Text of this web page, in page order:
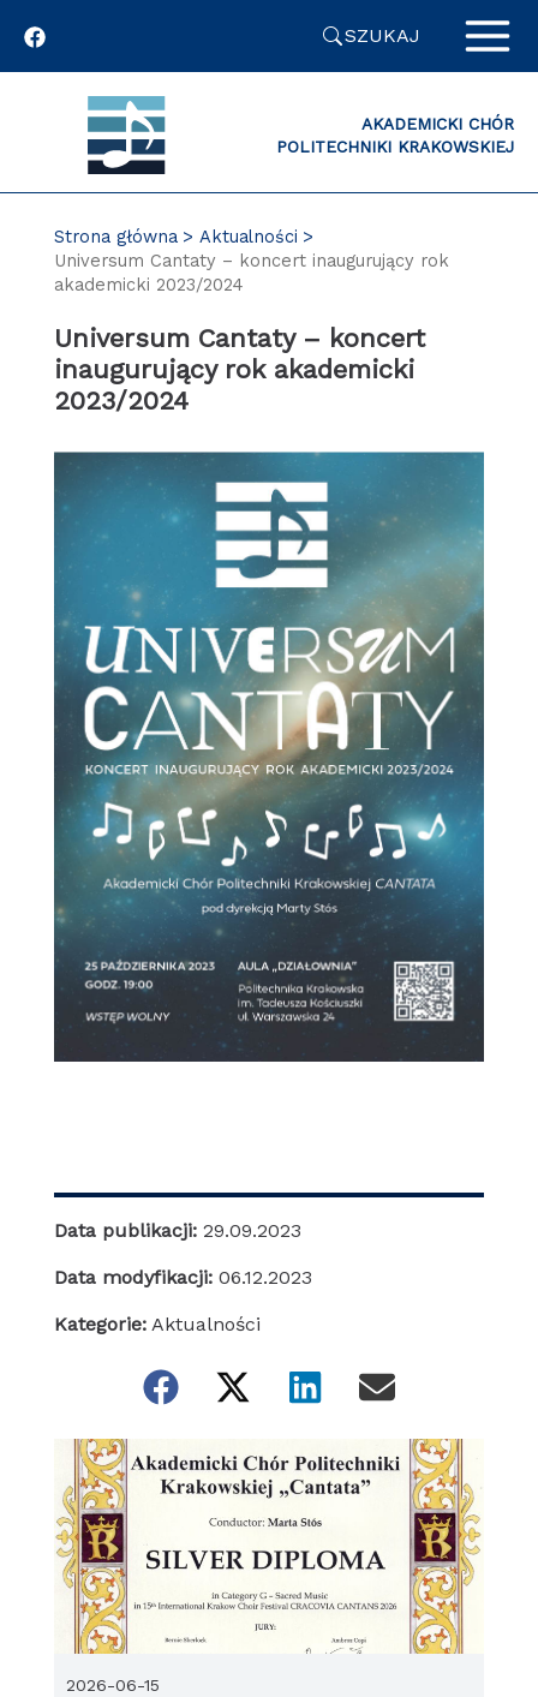
SZUKAJ
AKADEMICKI CHÓR
POLITECHNIKI KRAKOWSKIEJ
Strona główna
Aktualności
Universum Cantaty – koncert inaugurujący rok
akademicki 2023/2024
Universum Cantaty – koncert
inaugurujący rok akademicki
2023/2024
Data publikacji: 29.09.2023
Data modyfikacji: 06.12.2023
Kategorie: Aktualności
2026-06-15